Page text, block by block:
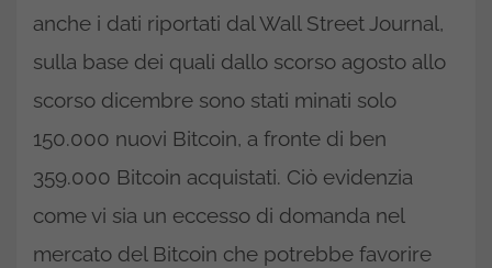
anche i dati riportati dal Wall Street Journal,
sulla base dei quali dallo scorso agosto allo
scorso dicembre sono stati minati solo
150.000 nuovi Bitcoin, a fronte di ben
359.000 Bitcoin acquistati. Ciò evidenzia
come vi sia un eccesso di domanda nel
mercato del Bitcoin che potrebbe favorire